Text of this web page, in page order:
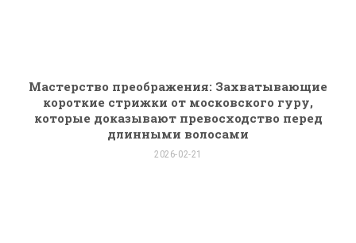
Мастерство преображения: Захватывающие
короткие стрижки от московского гуру,
которые доказывают превосходство перед
длинными волосами
2026-02-21